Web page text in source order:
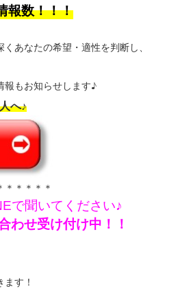
報数！！！
あなたの希望・適性を判断し、
報もお知らせします♪
へ♪
＊＊＊＊＊
で聞いてください♪
わせ受け付け中！！
す！